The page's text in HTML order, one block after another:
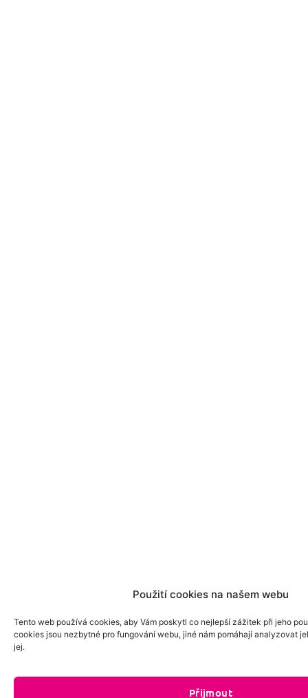
Použití cookies na našem webu
Tento web používá cookies, aby Vám poskytl co nejlepší zážitek při jeho
cookies jsou nezbytné pro fungování webu, jiné nám pomáhají analyzovat
jej.
Přijmout